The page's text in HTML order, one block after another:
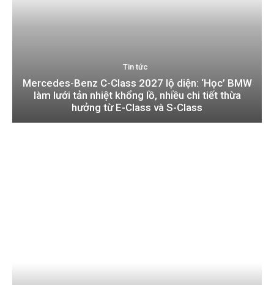
Tin tức
Mercedes-Benz C-Class 2027 lộ diện: ‘Học’ BMW
làm lưới tản nhiệt khổng lồ, nhiều chi tiết thừa
hưởng từ E-Class và S-Class